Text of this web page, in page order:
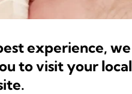
experience, we
to visit your local